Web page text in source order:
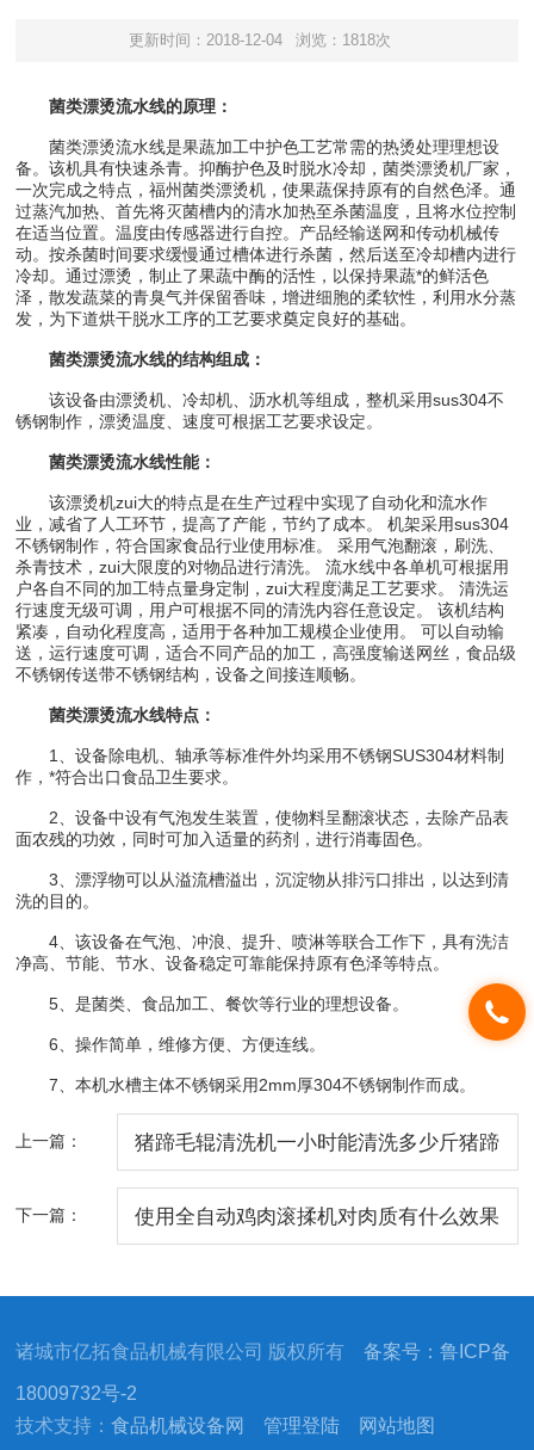
更新时间：2018-12-04 浏览：1818次
菌类漂烫流水线的原理：
菌类漂烫流水线是果蔬加工中护色工艺常需的热烫处理理想设
备。该机具有快速杀青。抑酶护色及时脱水冷却，菌类漂烫机厂家，
一次完成之特点，福州菌类漂烫机，使果蔬保持原有的自然色泽。通
过蒸汽加热、首先将灭菌槽内的清水加热至杀菌温度，且将水位控制
在适当位置。温度由传感器进行自控。产品经输送网和传动机械传
动。按杀菌时间要求缓慢通过槽体进行杀菌，然后送至冷却槽内进行
冷却。通过漂烫，制止了果蔬中酶的活性，以保持果蔬*的鲜活色
泽，散发蔬菜的青臭气并保留香味，增进细胞的柔软性，利用水分蒸
发，为下道烘干脱水工序的工艺要求奠定良好的基础。
菌类漂烫流水线的结构组成：
该设备由漂烫机、冷却机、沥水机等组成，整机采用sus304不
锈钢制作，漂烫温度、速度可根据工艺要求设定。
菌类漂烫流水线性能：
该漂烫机zui大的特点是在生产过程中实现了自动化和流水作
业，减省了人工环节，提高了产能，节约了成本。 机架采用sus304
不锈钢制作，符合国家食品行业使用标准。 采用气泡翻滚，刷洗、
杀青技术，zui大限度的对物品进行清洗。 流水线中各单机可根据用
户各自不同的加工特点量身定制，zui大程度满足工艺要求。 清洗运
行速度无级可调，用户可根据不同的清洗内容任意设定。 该机结构
紧凑，自动化程度高，适用于各种加工规模企业使用。 可以自动输
送，运行速度可调，适合不同产品的加工，高强度输送网丝，食品级
不锈钢传送带不锈钢结构，设备之间接连顺畅。
菌类漂烫流水线特点：
1、设备除电机、轴承等标准件外均采用不锈钢SUS304材料制
作，*符合出口食品卫生要求。
2、设备中设有气泡发生装置，使物料呈翻滚状态，去除产品表
面农残的功效，同时可加入适量的药剂，进行消毒固色。
3、漂浮物可以从溢流槽溢出，沉淀物从排污口排出，以达到清
洗的目的。
4、该设备在气泡、冲浪、提升、喷淋等联合工作下，具有洗洁
净高、节能、节水、设备稳定可靠能保持原有色泽等特点。
5、是菌类、食品加工、餐饮等行业的理想设备。
6、操作简单，维修方便、方便连线。
7、本机水槽主体不锈钢采用2mm厚304不锈钢制作而成。
上一篇： 猪蹄毛辊清洗机一小时能清洗多少斤猪蹄
下一篇： 使用全自动鸡肉滚揉机对肉质有什么效果
诸城市亿拓食品机械有限公司 版权所有备案号：鲁ICP备
18009732号-2
技术支持：食品机械设备网 管理登陆 网站地图